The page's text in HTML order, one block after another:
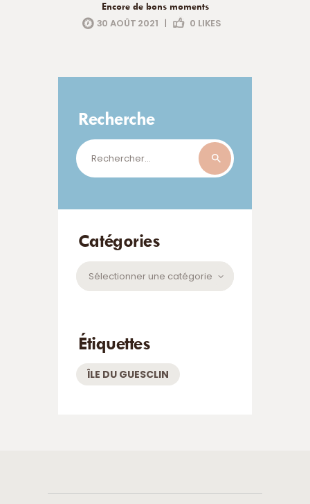
Encore de bons moments
30 AOÛT 2021 | 0 LIKES
Recherche
Rechercher :
Catégories
Catégories
Étiquettes
ÎLE DU GUESCLIN